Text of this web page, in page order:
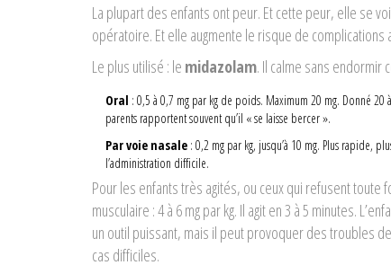
La plupart des enfants ont peur. Et cette peur, elle se
opératoire. Et elle augmente le risque de complications
Le plus utilisé : le midazolam. Il calme sans endormir
Oral : 0,5 à 0,7 mg par kg de poids. Maximum 20 mg. Donné
parents rapportent souvent qu’il « se laisse bercer ».
Par voie nasale : 0,2 mg par kg, jusqu’à 10 mg. Plus rapide,
l’administration difficile.
Pour les enfants très agités, ou ceux qui refusent
musculaire : 4 à 6 mg par kg. Il agit en 3 à 5 minutes.
un outil puissant, mais il peut provoquer des troubles
cas difficiles.